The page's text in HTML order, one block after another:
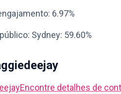
6.97%
Sydney: 59.60%
Encontre detalhes de